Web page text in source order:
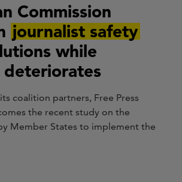
Commission
journalist safety
while
deteriorates
coalition partners, Free Press
the recent study on the
Member States to implement the